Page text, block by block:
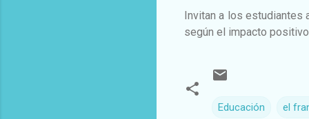
Invitan a los estudiantes
según el impacto
Educación el